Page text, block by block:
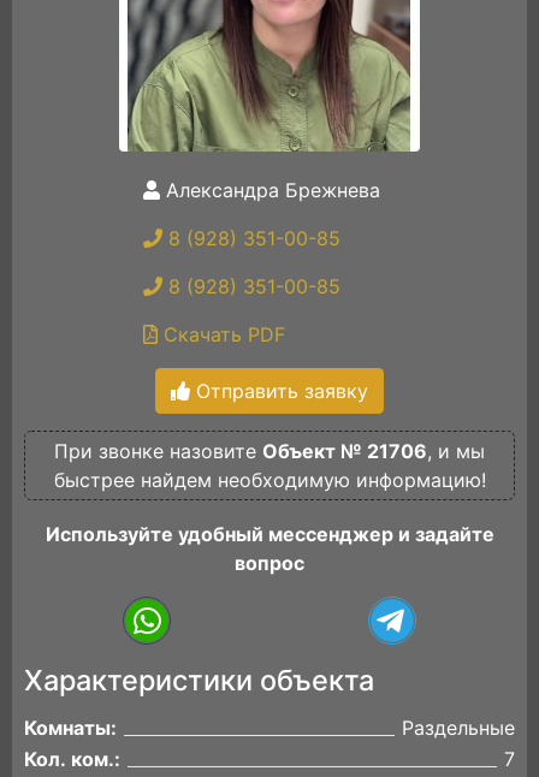
Александра Брежнева
8 (928) 351-00-85
8 (928) 351-00-85
Скачать PDF
Отправить заявку
При звонке назовите Объект № 21706, и мы
быстрее найдем необходимую информацию!
Используйте удобный мессенджер и задайте
вопрос
Характеристики объекта
Комнаты:
Раздельные
Кол. ком.:
7